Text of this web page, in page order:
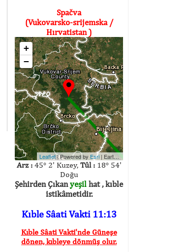
Spačva
(Vukovarsko-srijemska /
Hırvatistan )
+
−
Leaflet| Powered by Esri | Earthstar Geographics
Arz :45° 2' Kuzey, Tûl :18° 54'
Doğu
Şehirden Çıkanyeşil hat , kıble
istikâmetidir.
Kıble Sâati Vakti 11:13
Kıble Sâati Vakti'nde Güneşe
dönen, kıbleye dönmüş olur.